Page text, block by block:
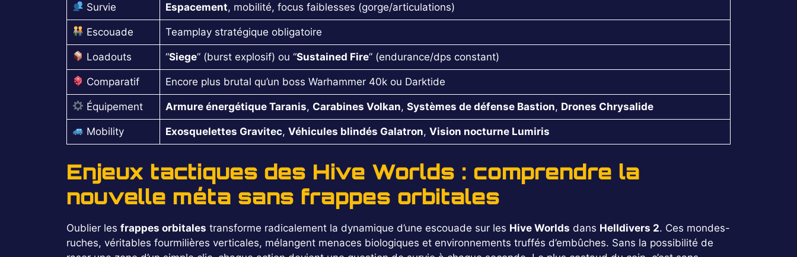
Survie Espacement, mobilité, focus faiblesses (gorge/articulations)
Escouade Teamplay stratégique obligatoire
Loadouts “Siege” (burst explosif) ou “Sustained Fire” (endurance/dps constant)
Comparatif Encore plus brutal qu’un boss Warhammer 40k ou Darktide
Équipement Armure énergétique Taranis, Carabines Volkan, Systèmes de défense Bastion, Drones Chrysalide
Mobility Exosquelettes Gravitec, Véhicules blindés Galatron, Vision nocturne Lumiris
Enjeux tactiques des Hive Worlds : comprendre la
nouvelle méta sans frappes orbitales
Oublier les frappes orbitales transforme radicalement la dynamique d’une escouade sur les Hive Worlds dans Helldivers 2. Ces mondes-
ruches, véritables fourmilières verticales, mélangent menaces biologiques et environnements truffés d’embûches. Sans la possibilité de